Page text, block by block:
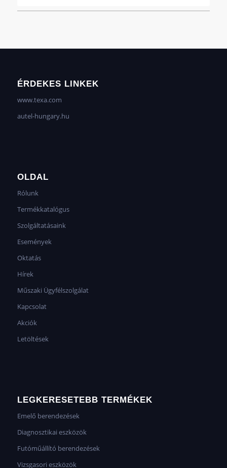
ÉRDEKES LINKEK
www.texa.com
autel-hungary.hu
OLDAL
Rólunk
Termékkatalógus
Szolgáltatásaink
Események
Oktatás
Hírek
Műszaki Ügyfélszolgálat
Kapcsolat
Akciók
Letöltések
LEGKERESETEBB TERMÉKEK
Emelő berendezések
Diagnosztikai eszközök
Futóműállító berendezések
Vizsgasori eszközök